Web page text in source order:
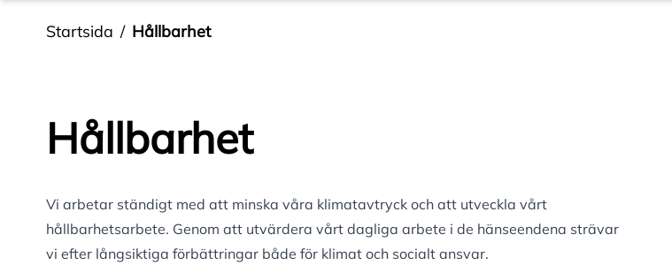
Startsida Hållbarhet
Hållbarhet
Vi arbetar ständigt med att minska våra klimatavtryck och att utveckla vårt
hållbarhetsarbete. Genom att utvärdera vårt dagliga arbete i de hänseendena strävar
vi efter långsiktiga förbättringar både för klimat och socialt ansvar.